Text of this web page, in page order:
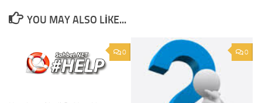
YOU MAY ALSO LIKE...
0 0